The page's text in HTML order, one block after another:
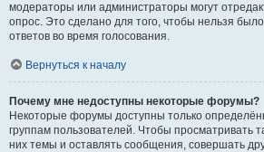
модераторы или администраторы могут
опрос. Это сделано для того, чтобы нельзя
ответов во время голосования.
Вернуться к началу
Почему мне недоступны некоторые форумы?
Некоторые форумы доступны только
группам пользователей. Чтобы просматривать
них темы и оставлять сообщения, совершать